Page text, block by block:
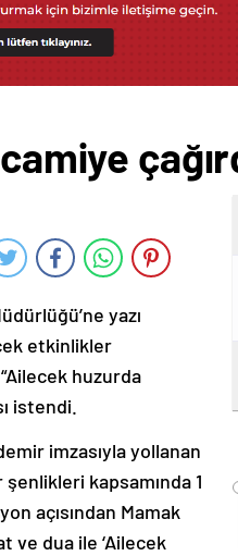
yazı
etkinlikler
huzurda
istendi.
imzasıyla yollanan
şenlikleri kapsamında 1
açısından Mamak
ve dua ile ‘Ailecek